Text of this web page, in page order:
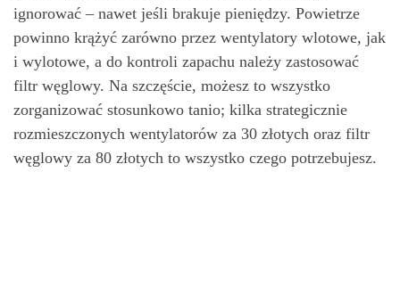
ignorować – nawet jeśli brakuje pieniędzy. Powietrze
powinno krążyć zarówno przez wentylatory wlotowe, jak
i wylotowe, a do kontroli zapachu należy zastosować
filtr węglowy. Na szczęście, możesz to wszystko
zorganizować stosunkowo tanio; kilka strategicznie
rozmieszczonych wentylatorów za 30 złotych oraz filtr
węglowy za 80 złotych to wszystko czego potrzebujesz.